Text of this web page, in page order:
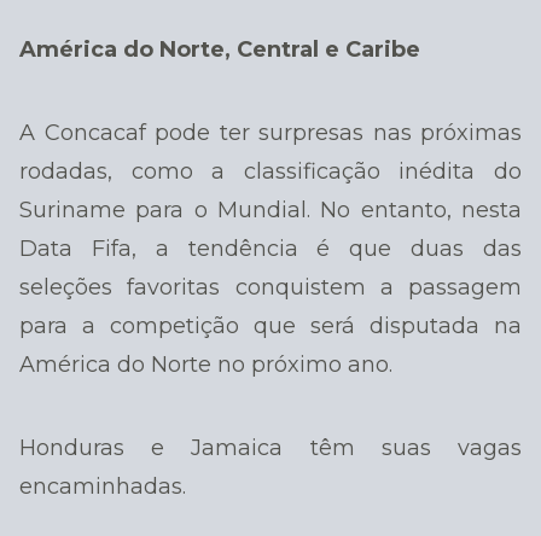
América do Norte, Central e Caribe
A Concacaf pode ter surpresas nas próximas
rodadas, como a classificação inédita do
Suriname para o Mundial. No entanto, nesta
Data Fifa, a tendência é que duas das
seleções favoritas conquistem a passagem
para a competição que será disputada na
América do Norte no próximo ano.
Honduras e Jamaica têm suas vagas
encaminhadas.